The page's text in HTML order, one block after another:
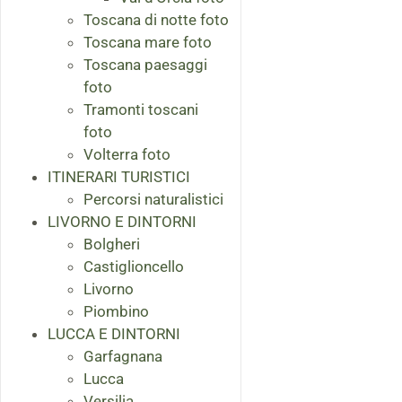
Toscana di notte foto
Toscana mare foto
Toscana paesaggi
foto
Tramonti toscani
foto
Volterra foto
ITINERARI TURISTICI
Percorsi naturalistici
LIVORNO E DINTORNI
Bolgheri
Castiglioncello
Livorno
Piombino
LUCCA E DINTORNI
Garfagnana
Lucca